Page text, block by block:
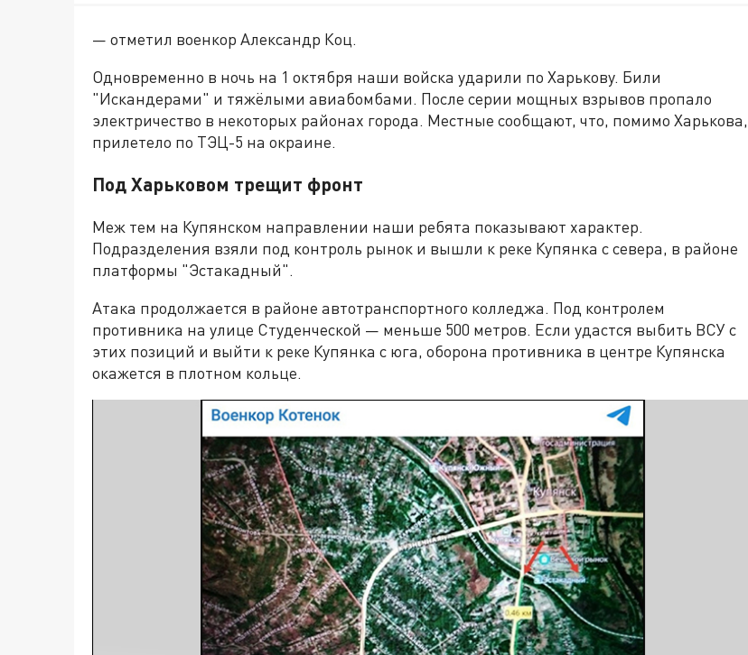
— отметил военкор Александр Коц.
Одновременно в ночь на 1 октября наши войска ударили по Харькову. Били
"Искандерами" и тяжёлыми авиабомбами. После серии мощных взрывов пропало
электричество в некоторых районах города. Местные сообщают, что, помимо Харькова,
прилетело по ТЭЦ-5 на окраине.
Под Харьковом трещит фронт
Меж тем на Купянском направлении наши ребята показывают характер.
Подразделения взяли под контроль рынок и вышли к реке Купянка с севера, в районе
платформы "Эстакадный".
Атака продолжается в районе автотранспортного колледжа. Под контролем
противника на улице Студенческой — меньше 500 метров. Если удастся выбить ВСУ с
этих позиций и выйти к реке Купянка с юга, оборона противника в центре Купянска
окажется в плотном кольце.